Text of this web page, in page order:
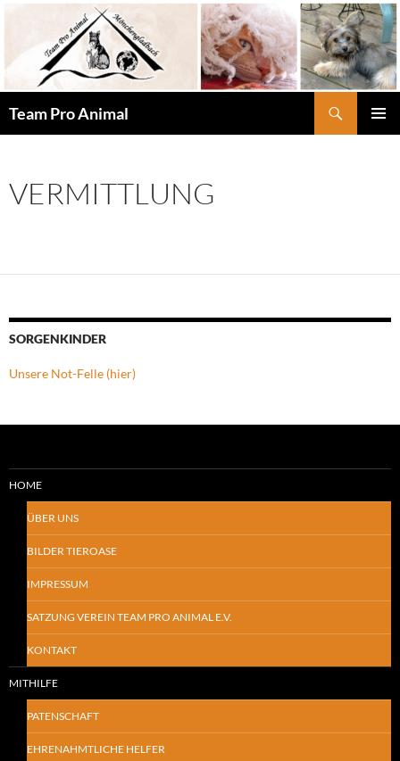
springen
Team Pro Animal
VERMITTLUNG
SORGENKINDER
Unsere Not-Felle (hier)
HOME
ÜBER UNS
BILDER TIEROASE
IMPRESSUM
SATZUNG VEREIN TEAM PRO ANIMAL E.V.
KONTAKT
MITHILFE
PATENSCHAFT
EHRENAHMTLICHE HELFER